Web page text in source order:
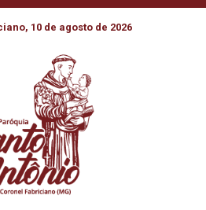
10 de agosto de 2026